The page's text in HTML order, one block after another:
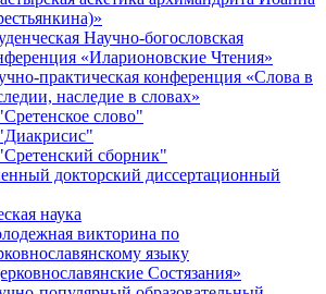
Научно-богословская
«Иларионовские Чтения»
практическая конференция «Cлова в
наследие в словах»
слово"
сборник"
докторский диссертационный
наука
викторина по
языку
Состязания»